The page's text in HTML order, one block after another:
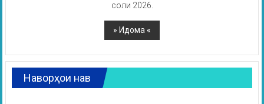
соли 2026.
Наворҳои нав